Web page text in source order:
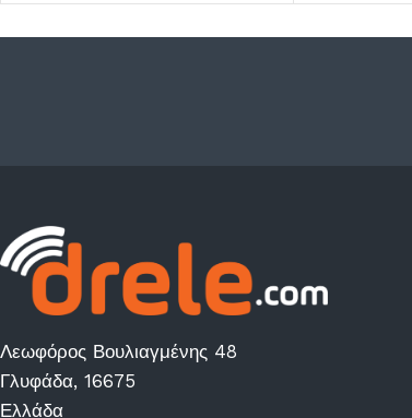
Λεωφόρος Βουλιαγμένης 48
Γλυφάδα, 16675
Ελλάδα